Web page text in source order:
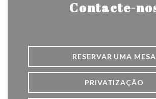
Contacte-
RESERVAR UMA MESA
PRIVATIZAÇÃO